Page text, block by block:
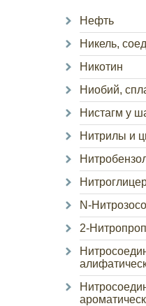
Нефть
Никель,
Никотин
Ниобий,
Нистагм у
Нитрилы и
N-
2-